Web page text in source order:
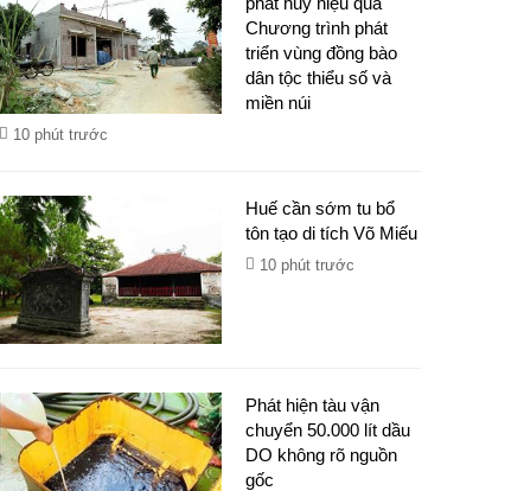
Chương trình phát
triển vùng đồng bào
dân tộc thiểu số và
miền núi
10 phút trước
Huế cần sớm tu bổ
tôn tạo di tích Võ Miếu
10 phút trước
Phát hiện tàu vận
chuyển 50.000 lít dầu
DO không rõ nguồn
gốc